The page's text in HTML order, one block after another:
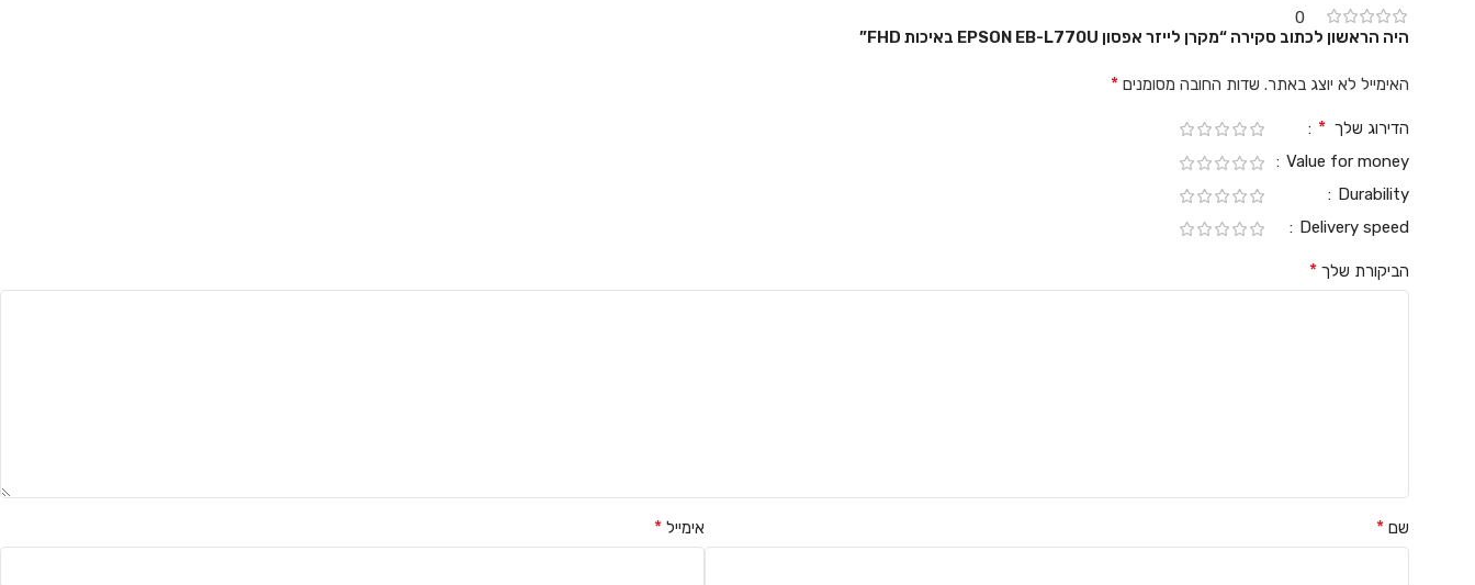
0
היה הראשון לכתוב סקירה “מקרן לייזר אפסון EPSON EB-L770U באיכות FHD”
האימייל לא יוצג באתר. שדות החובה מסומנים *
הדירוג שלך *
Value for money
Durability
Delivery speed
הביקורת שלך *
שם * אימייל *